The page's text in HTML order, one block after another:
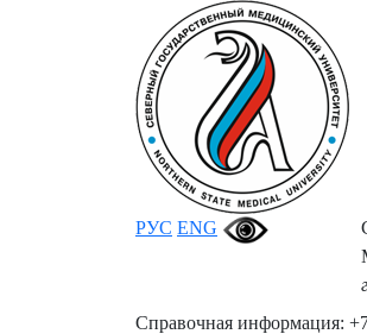
РУС ENG
Справочная информация: